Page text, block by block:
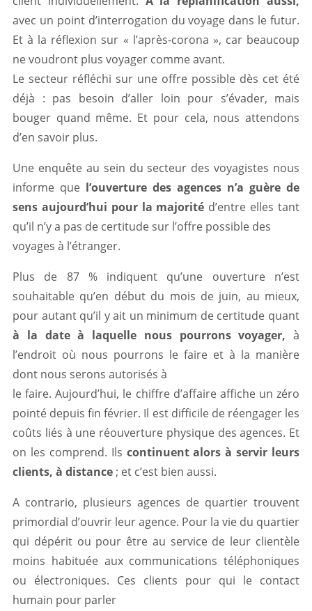
avec un point d’interrogation du voyage dans le futur.
Et à la réflexion sur « l’après-corona », car beaucoup
ne voudront plus voyager comme avant.
Le secteur réfléchi sur une offre possible dès cet été
déjà : pas besoin d’aller loin pour s’évader, mais
bouger quand même. Et pour cela, nous attendons
d’en savoir plus.
Une enquête au sein du secteur des voyagistes nous
informe que l’ouverture des agences n’a guère de
sens aujourd’hui pour la majorité d’entre elles tant
qu’il n’y a pas de certitude sur l’offre possible des
voyages à l’étranger.
Plus de 87 % indiquent qu’une ouverture n’est
souhaitable qu’en début du mois de juin, au mieux,
pour autant qu’il y ait un minimum de certitude quant
à la date à laquelle nous pourrons voyager, à
l’endroit où nous pourrons le faire et à la manière
dont nous serons autorisés à
le faire. Aujourd’hui, le chiffre d’affaire affiche un zéro
pointé depuis fin février. Il est difficile de réengager les
coûts liés à une réouverture physique des agences. Et
on les comprend. Ils continuent alors à servir leurs
clients, à distance ; et c’est bien aussi.
A contrario, plusieurs agences de quartier trouvent
primordial d’ouvrir leur agence. Pour la vie du quartier
qui dépérit ou pour être au service de leur clientèle
moins habituée aux communications téléphoniques
ou électroniques. Ces clients pour qui le contact
humain pour parler